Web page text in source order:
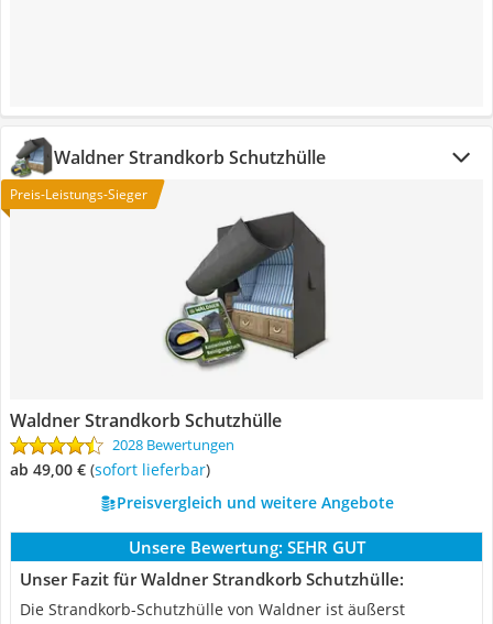
Waldner Strandkorb Schutzhülle
Preis-Leistungs-Sieger
Waldner Strandkorb Schutzhülle
2028 Bewertungen
ab 49,00 € ( Sofort lieferbar)
Preisvergleich und weitere Angebote
Unsere Bewertung: SEHR GUT
Unser Fazit für Waldner Strandkorb Schutzhülle:
Die Strandkorb-Schutzhülle von Waldner ist äußerst